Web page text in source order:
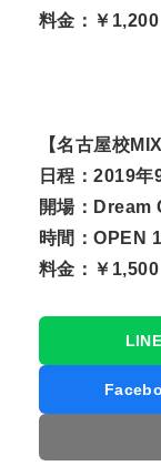
料金：￥1,200
【名古屋校
日程：2019年
開場：Dream
時間：OPEN
料金：￥1,500
LINE